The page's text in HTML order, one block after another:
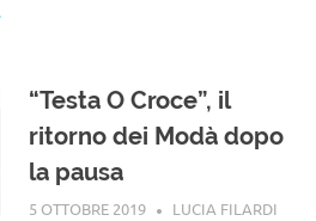
“Testa O Croce”, il
ritorno dei Modà dopo
la pausa
5 OTTOBRE 2019
LUCIA FILARDI